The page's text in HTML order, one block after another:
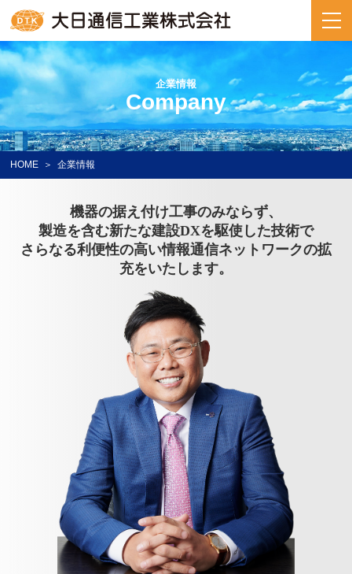
企業情報
Company
HOME 企業情報
機器の据え付け工事のみならず、
製造を含む新たな建設DXを駆使した技術で
さらなる利便性の高い情報通信ネットワークの拡
充をいたします。